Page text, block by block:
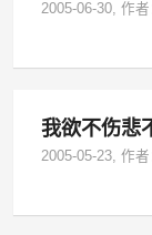
2005-06-30, 作
我欲不伤悲
2005-05-23, 作